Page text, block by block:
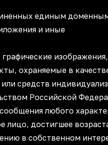
единым
и иные
изображения,
охраняемые в
или средств
Российской
любого
лицо, достигшее
в собственном